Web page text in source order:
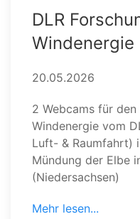
DLR
Windenergie
20.05.2026
2 Webcams für
Windenergie vom
Luft- & Raumfahrt)
Mündung der Elbe
(Niedersachsen)
Mehr lesen...